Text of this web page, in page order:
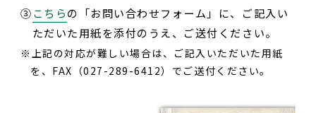
③こちらの「お問い合わせフォーム」に、ご記入い
ただいた用紙を添付のうえ、ご送付ください。
上記の対応が難しい場合は、ご記入いただいた用紙
を、FAX（027-289-6412）でご送付ください。